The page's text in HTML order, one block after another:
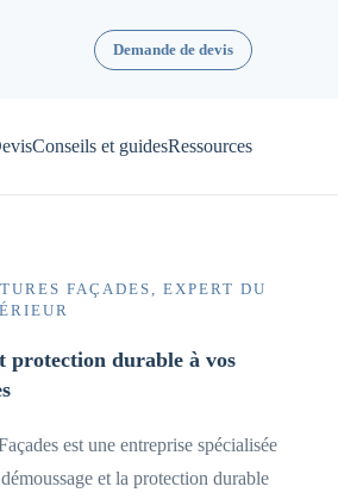
Demande de devis
Conseils et guidesRessources
FAÇADES, EXPERT DU
protection durable à vos
est une entreprise spécialisée
et la protection durable